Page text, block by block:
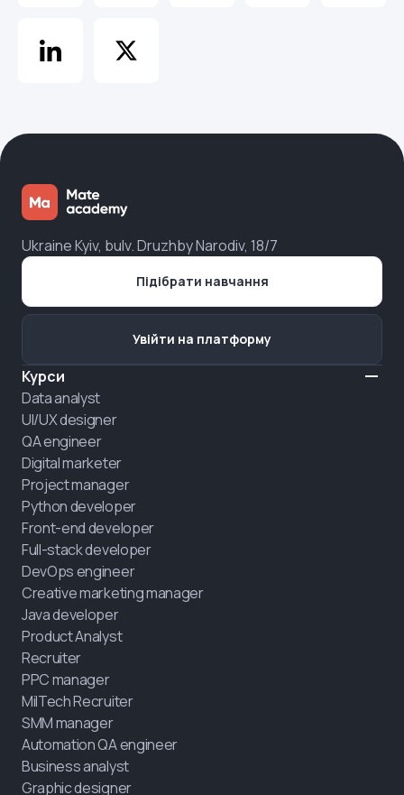
Ukraine Kyiv, bulv. Druzhby Narodiv, 18/7
Курси
Data analyst
UI/UX designer
QA engineer
Digital marketer
Project manager
Python developer
Front-end developer
Full-stack developer
DevOps engineer
Creative marketing manager
Java developer
Product Analyst
Recruiter
PPC manager
MilTech Recruiter
SMM manager
Automation QA engineer
Business analyst
Graphic designer
Підібрати навчання
Увійти на платформу